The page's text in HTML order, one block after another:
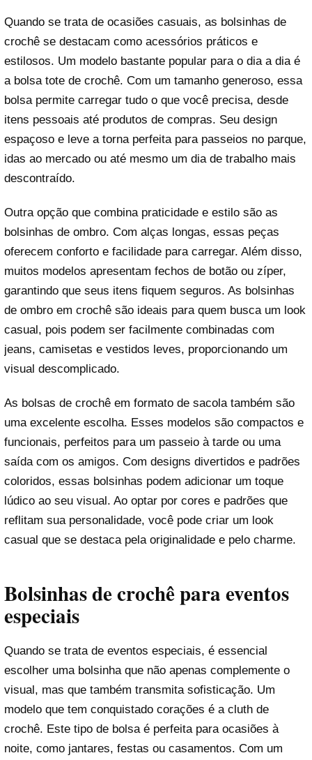
Quando se trata de ocasiões casuais, as bolsinhas de
crochê se destacam como acessórios práticos e
estilosos. Um modelo bastante popular para o dia a dia é
a bolsa tote de crochê. Com um tamanho generoso, essa
bolsa permite carregar tudo o que você precisa, desde
itens pessoais até produtos de compras. Seu design
espaçoso e leve a torna perfeita para passeios no parque,
idas ao mercado ou até mesmo um dia de trabalho mais
descontraído.
Outra opção que combina praticidade e estilo são as
bolsinhas de ombro. Com alças longas, essas peças
oferecem conforto e facilidade para carregar. Além disso,
muitos modelos apresentam fechos de botão ou zíper,
garantindo que seus itens fiquem seguros. As bolsinhas
de ombro em crochê são ideais para quem busca um look
casual, pois podem ser facilmente combinadas com
jeans, camisetas e vestidos leves, proporcionando um
visual descomplicado.
As bolsas de crochê em formato de sacola também são
uma excelente escolha. Esses modelos são compactos e
funcionais, perfeitos para um passeio à tarde ou uma
saída com os amigos. Com designs divertidos e padrões
coloridos, essas bolsinhas podem adicionar um toque
lúdico ao seu visual. Ao optar por cores e padrões que
reflitam sua personalidade, você pode criar um look
casual que se destaca pela originalidade e pelo charme.
Bolsinhas de crochê para eventos
especiais
Quando se trata de eventos especiais, é essencial
escolher uma bolsinha que não apenas complemente o
visual, mas que também transmita sofisticação. Um
modelo que tem conquistado corações é a cluth de
crochê. Este tipo de bolsa é perfeita para ocasiões à
noite, como jantares, festas ou casamentos. Com um